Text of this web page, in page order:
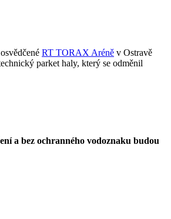
RT TORAX Aréně v Ostravě
parket haly, který se odměnil
a bez ochranného vodoznaku budou